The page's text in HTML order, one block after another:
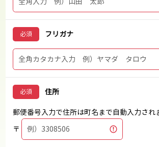
フリガナ
住所
郵便番号入力で住所は町名まで自動入力され
〒